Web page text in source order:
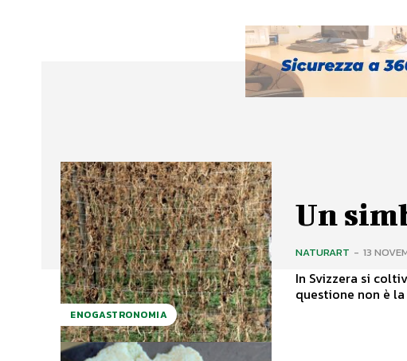
ENOGASTRONOMIA
Un
NATURART - 13
In Svizzera si
questione non è